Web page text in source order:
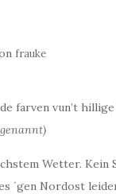
frauke
farven vun’t hillige
Wetter. Kein
´gen Nordost